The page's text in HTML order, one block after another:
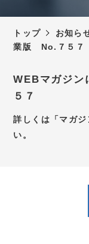
お知らせ
新型コロナ
予防対策につ
アクセス
お問い合わせ
新卒採用サ
トップ お知ら
業版 No.７５７
WEBマガジ
５７
詳しくは「マガ
い。